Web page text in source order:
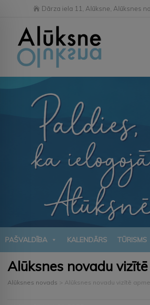
Dārza iela 11, Alūksne, Alūksnes
PAŠVALDĪBA KALENDĀRS TŪRISMS
Alūksnes novadu
Alūksnes novads > Alūksnes novadu vizītē